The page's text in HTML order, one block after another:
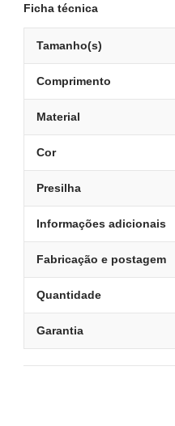
Ficha técnica
Tamanho(s)
Comprimento
Material
Cor
Presilha
Informações adicionais
Fabricação e postagem
Quantidade
Garantia